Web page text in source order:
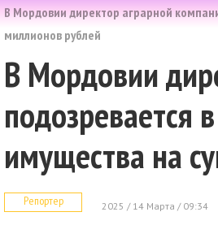
В Мордовии директор аграрной
миллионов рублей
В Мордовии
подозревается
имущества на
Репортер 2025 / 14 Марта / 09:34